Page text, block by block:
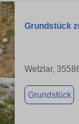
Grundstück
Wetzlar,
Grundstück